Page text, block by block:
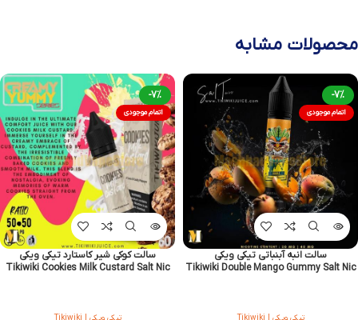
محصولات مشابه
-7%
اتمام موجودی
سالت انبه آبنباتی تیکی ویکی
Tikiwiki Double Mango Gummy Salt Nic
تیکی ویکی | Tikiwiki
-7%
اتمام موجودی
سالت کوکی شیر کاستارد تیکی ویکی
Tikiwiki Cookies Milk Custard Salt Nic
تیکی ویکی | Tikiwiki